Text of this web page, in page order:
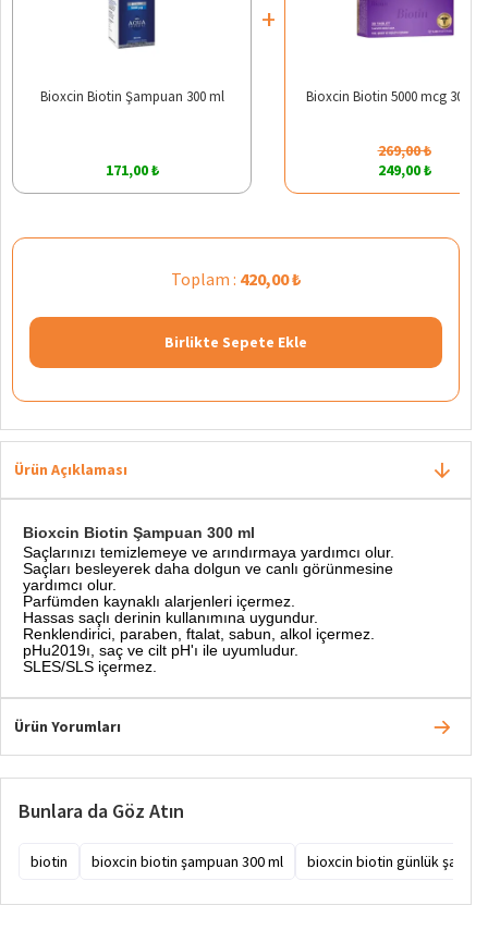
Bioxcin Biotin Şampuan 300 ml
171,00 ₺
+
Bioxcin Biotin 5000 mcg 30
269,00 ₺
249,00 ₺
Toplam : 420,00 ₺
Birlikte Sepete Ekle
Ürün Açıklaması
Bioxcin Biotin Şampuan 300 ml
Saçlarınızı temizlemeye ve arındırmaya yardımcı olur.
Saçları besleyerek daha dolgun ve canlı görünmesine
yardımcı olur.
Parfümden kaynaklı alarjenleri içermez.
Hassas saçlı derinin kullanımına uygundur.
Renklendirici, paraben, ftalat, sabun, alkol içermez.
pHu2019ı, saç ve cilt pH'ı ile uyumludur.
SLES/SLS içermez.
Ürün Yorumları
Bunlara da Göz Atın
biotin bioxcin biotin şampuan 300 ml bioxcin biotin günlük